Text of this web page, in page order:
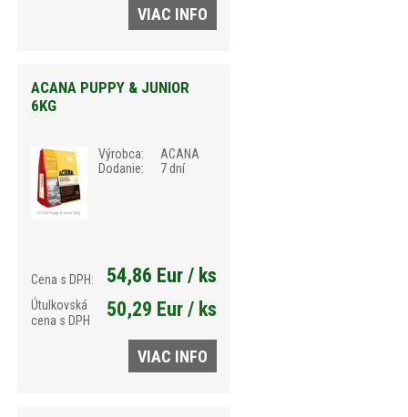
VIAC INFO
ACANA PUPPY & JUNIOR
6KG
Výrobca:
ACANA
Dodanie:
7 dní
Cena s DPH: 54,86 Eur / ks
Útulkovská
cena s DPH
50,29 Eur / ks
VIAC INFO